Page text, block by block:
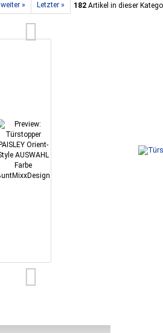
weiter » Letzter » 182 Artikel in dieser